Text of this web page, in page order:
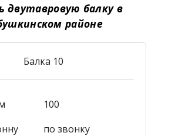
двутавровую балку в
районе
Балка 10
100
по звонку